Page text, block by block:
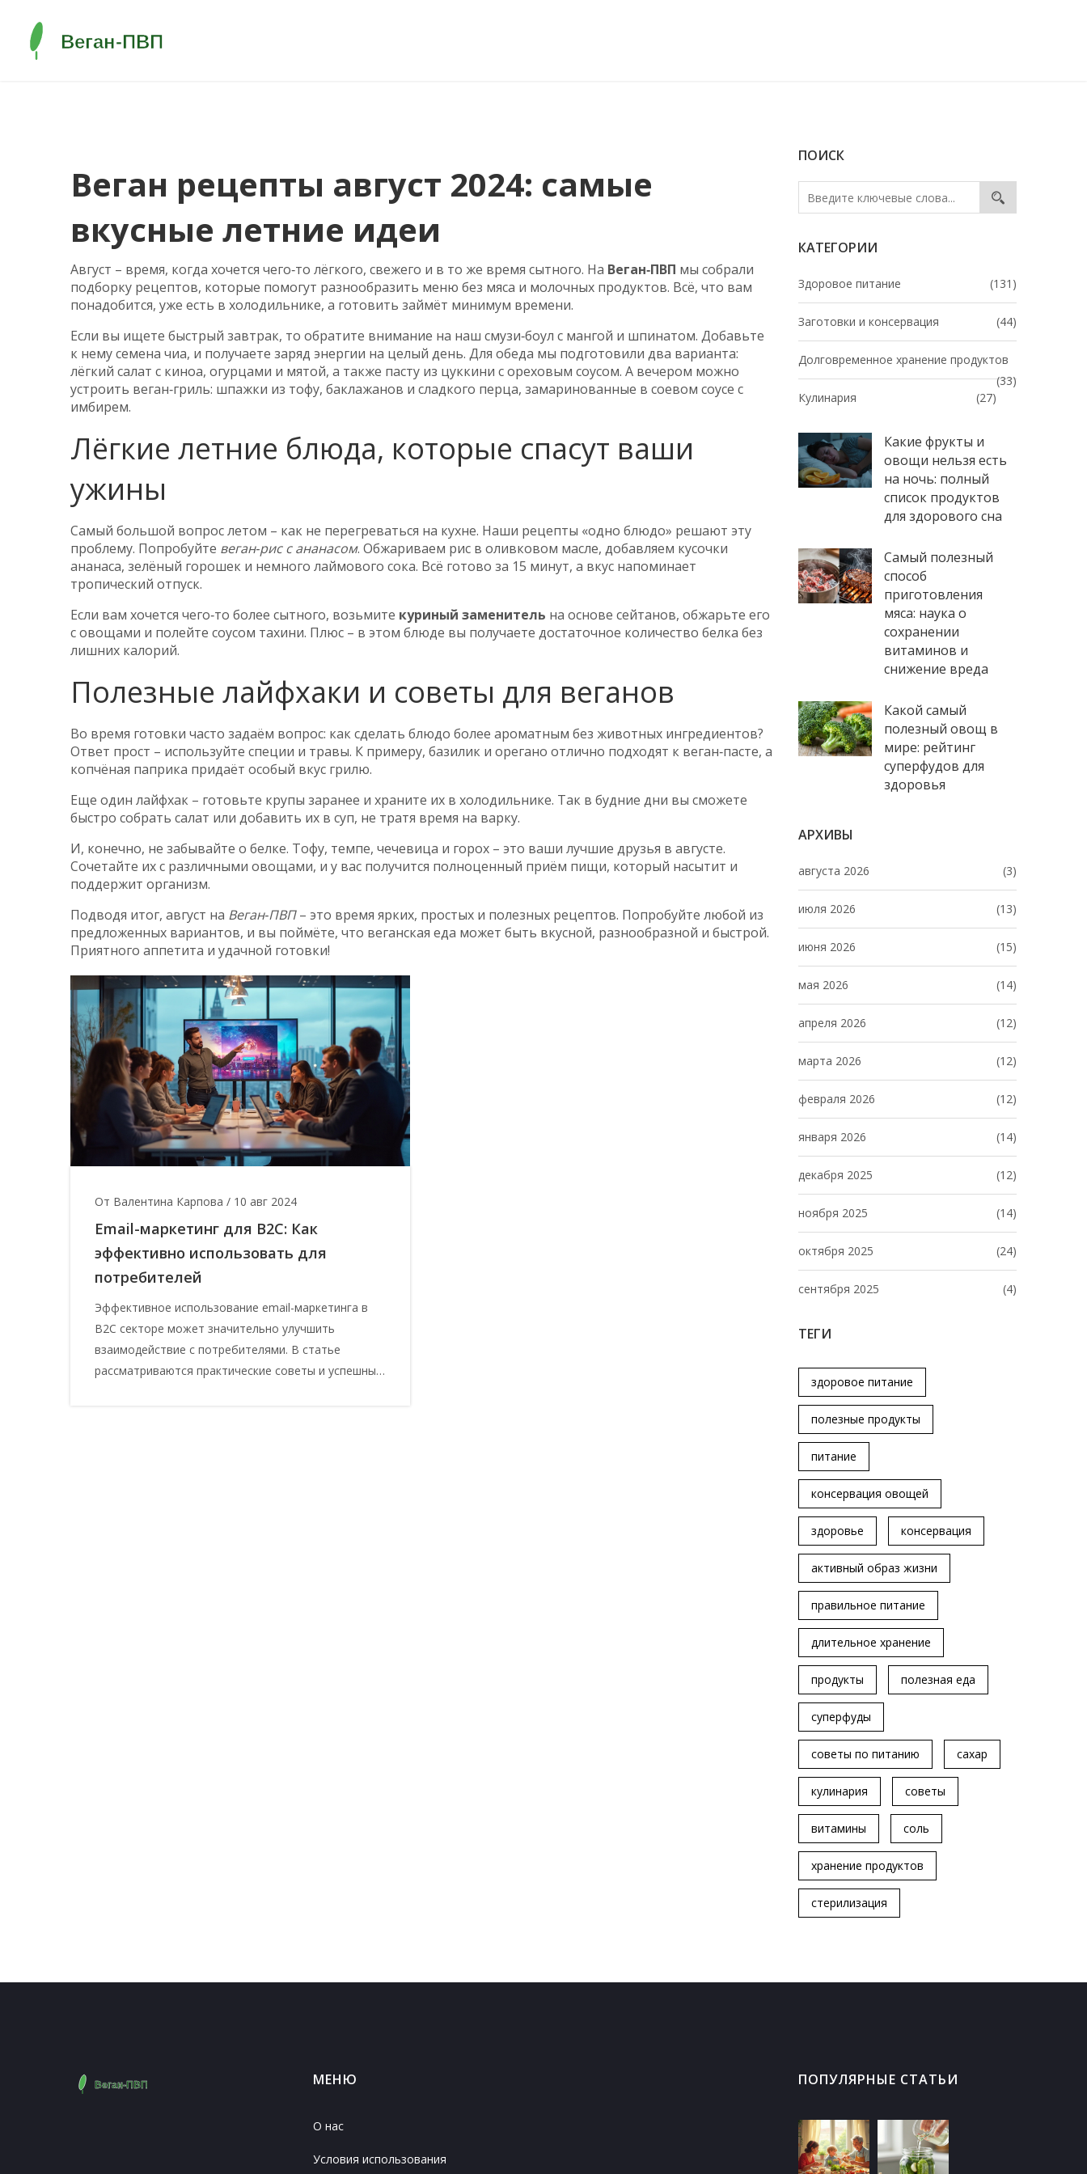
ПОИСК
КАТЕГОРИИ
Здоровое питание (131)
Заготовки и консервация (44)
Долговременное хранение продуктов
(33)
Кулинария
(27)
Какие фрукты и
овощи нельзя есть
на ночь: полный
список продуктов
для здорового сна
Самый полезный
способ
приготовления
мяса: наука о
сохранении
витаминов и
снижение вреда
Какой самый
полезный овощ в
мире: рейтинг
суперфудов для
здоровья
АРХИВЫ
августа 2026 (3)
июля 2026 (13)
июня 2026 (15)
мая 2026 (14)
апреля 2026 (12)
марта 2026 (12)
февраля 2026 (12)
января 2026 (14)
декабря 2025 (12)
ноября 2025 (14)
октября 2025 (24)
сентября 2025 (4)
ТЕГИ
здоровое питание
полезные продукты
питание
консервация овощей
здоровье консервация
активный образ жизни
правильное питание
длительное хранение
продукты полезная еда
суперфуды
советы по питанию сахар
кулинария советы
витамины соль
хранение продуктов
стерилизация
Веган рецепты август 2024: самые
вкусные летние идеи
Август – время, когда хочется чего‑то лёгкого, свежего и в то же время сытного. На Веган‑ПВП мы собрали
подборку рецептов, которые помогут разнообразить меню без мяса и молочных продуктов. Всё, что вам
понадобится, уже есть в холодильнике, а готовить займёт минимум времени.
Если вы ищете быстрый завтрак, то обратите внимание на наш смузи‑боул с мангой и шпинатом. Добавьте
к нему семена чиа, и получаете заряд энергии на целый день. Для обеда мы подготовили два варианта:
лёгкий салат с киноа, огурцами и мятой, а также пасту из цуккини с ореховым соусом. А вечером можно
устроить веган‑гриль: шпажки из тофу, баклажанов и сладкого перца, замаринованные в соевом соусе с
имбирем.
Лёгкие летние блюда, которые спасут ваши
ужины
Самый большой вопрос летом – как не перегреваться на кухне. Наши рецепты «одно блюдо» решают эту
проблему. Попробуйте веган‑рис с ананасом. Обжариваем рис в оливковом масле, добавляем кусочки
ананаса, зелёный горошек и немного лаймового сока. Всё готово за 15 минут, а вкус напоминает
тропический отпуск.
Если вам хочется чего‑то более сытного, возьмите куриный заменитель на основе сейтанов, обжарьте его
с овощами и полейте соусом тахини. Плюс – в этом блюде вы получаете достаточное количество белка без
лишних калорий.
Полезные лайфхаки и советы для веганов
Во время готовки часто задаём вопрос: как сделать блюдо более ароматным без животных ингредиентов?
Ответ прост – используйте специи и травы. К примеру, базилик и орегано отлично подходят к веган‑пасте, а
копчёная паприка придаёт особый вкус грилю.
Еще один лайфхак – готовьте крупы заранее и храните их в холодильнике. Так в будние дни вы сможете
быстро собрать салат или добавить их в суп, не тратя время на варку.
И, конечно, не забывайте о белке. Тофу, темпе, чечевица и горох – это ваши лучшие друзья в августе.
Сочетайте их с различными овощами, и у вас получится полноценный приём пищи, который насытит и
поддержит организм.
Подводя итог, август на Веган‑ПВП– это время ярких, простых и полезных рецептов. Попробуйте любой из
предложенных вариантов, и вы поймёте, что веганская еда может быть вкусной, разнообразной и быстрой.
Приятного аппетита и удачной готовки!
От Валентина Карпова / 10 авг 2024
Email-маркетинг для B2C: Как
эффективно использовать для
потребителей
Эффективное использование email-маркетинга в
B2C секторе может значительно улучшить
взаимодействие с потребителями. В статье
рассматриваются практические советы и успешные
МЕНЮ
О нас
Условия использования
ПОПУЛЯРНЫЕ СТАТЬИ